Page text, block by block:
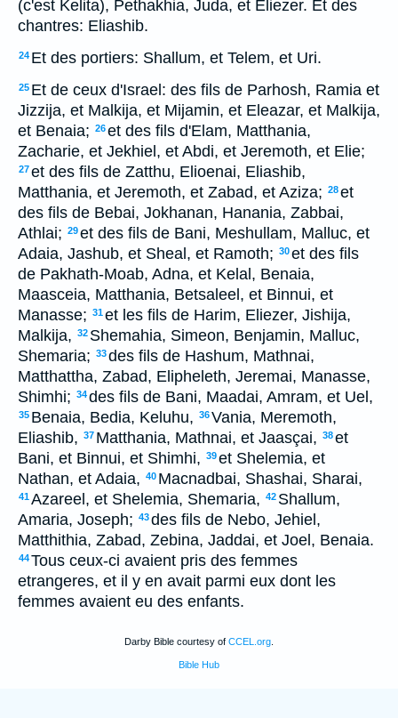
(c'est Kelita), Pethakhia, Juda, et Eliezer. Et des
chantres: Eliashib.
24 Et des portiers: Shallum, et Telem, et Uri.
25 Et de ceux d'Israel: des fils de Parhosh, Ramia et
Jizzija, et Malkija, et Mijamin, et Eleazar, et Malkija,
et Benaia; 26et des fils d'Elam, Matthania,
Zacharie, et Jekhiel, et Abdi, et Jeremoth, et Elie;
27et des fils de Zatthu, Elioenai, Eliashib,
Matthania, et Jeremoth, et Zabad, et Aziza; 28et
des fils de Bebai, Jokhanan, Hanania, Zabbai,
Athlai; 29et des fils de Bani, Meshullam, Malluc, et
Adaia, Jashub, et Sheal, et Ramoth; 30et des fils
de Pakhath-Moab, Adna, et Kelal, Benaia,
Maasceia, Matthania, Betsaleel, et Binnui, et
Manasse; 31et les fils de Harim, Eliezer, Jishija,
Malkija, 32 Shemahia, Simeon, Benjamin, Malluc,
Shemaria; 33des fils de Hashum, Mathnai,
Matthattha, Zabad, Elipheleth, Jeremai, Manasse,
Shimhi; 34des fils de Bani, Maadai, Amram, et Uel,
35 Benaia, Bedia, Keluhu, 36Vania, Meremoth,
Eliashib, 37 Matthania, Mathnai, et Jaasçai, 38et
Bani, et Binnui, et Shimhi, 39et Shelemia, et
Nathan, et Adaia, 40 Macnadbai, Shashai, Sharai,
41Azareel, et Shelemia, Shemaria, 42 Shallum,
Amaria, Joseph; 43des fils de Nebo, Jehiel,
Matthithia, Zabad, Zebina, Jaddai, et Joel, Benaia.
44Tous ceux-ci avaient pris des femmes
etrangeres, et il y en avait parmi eux dont les
femmes avaient eu des enfants.
Darby Bible courtesy of CCEL.org
Bible Hub